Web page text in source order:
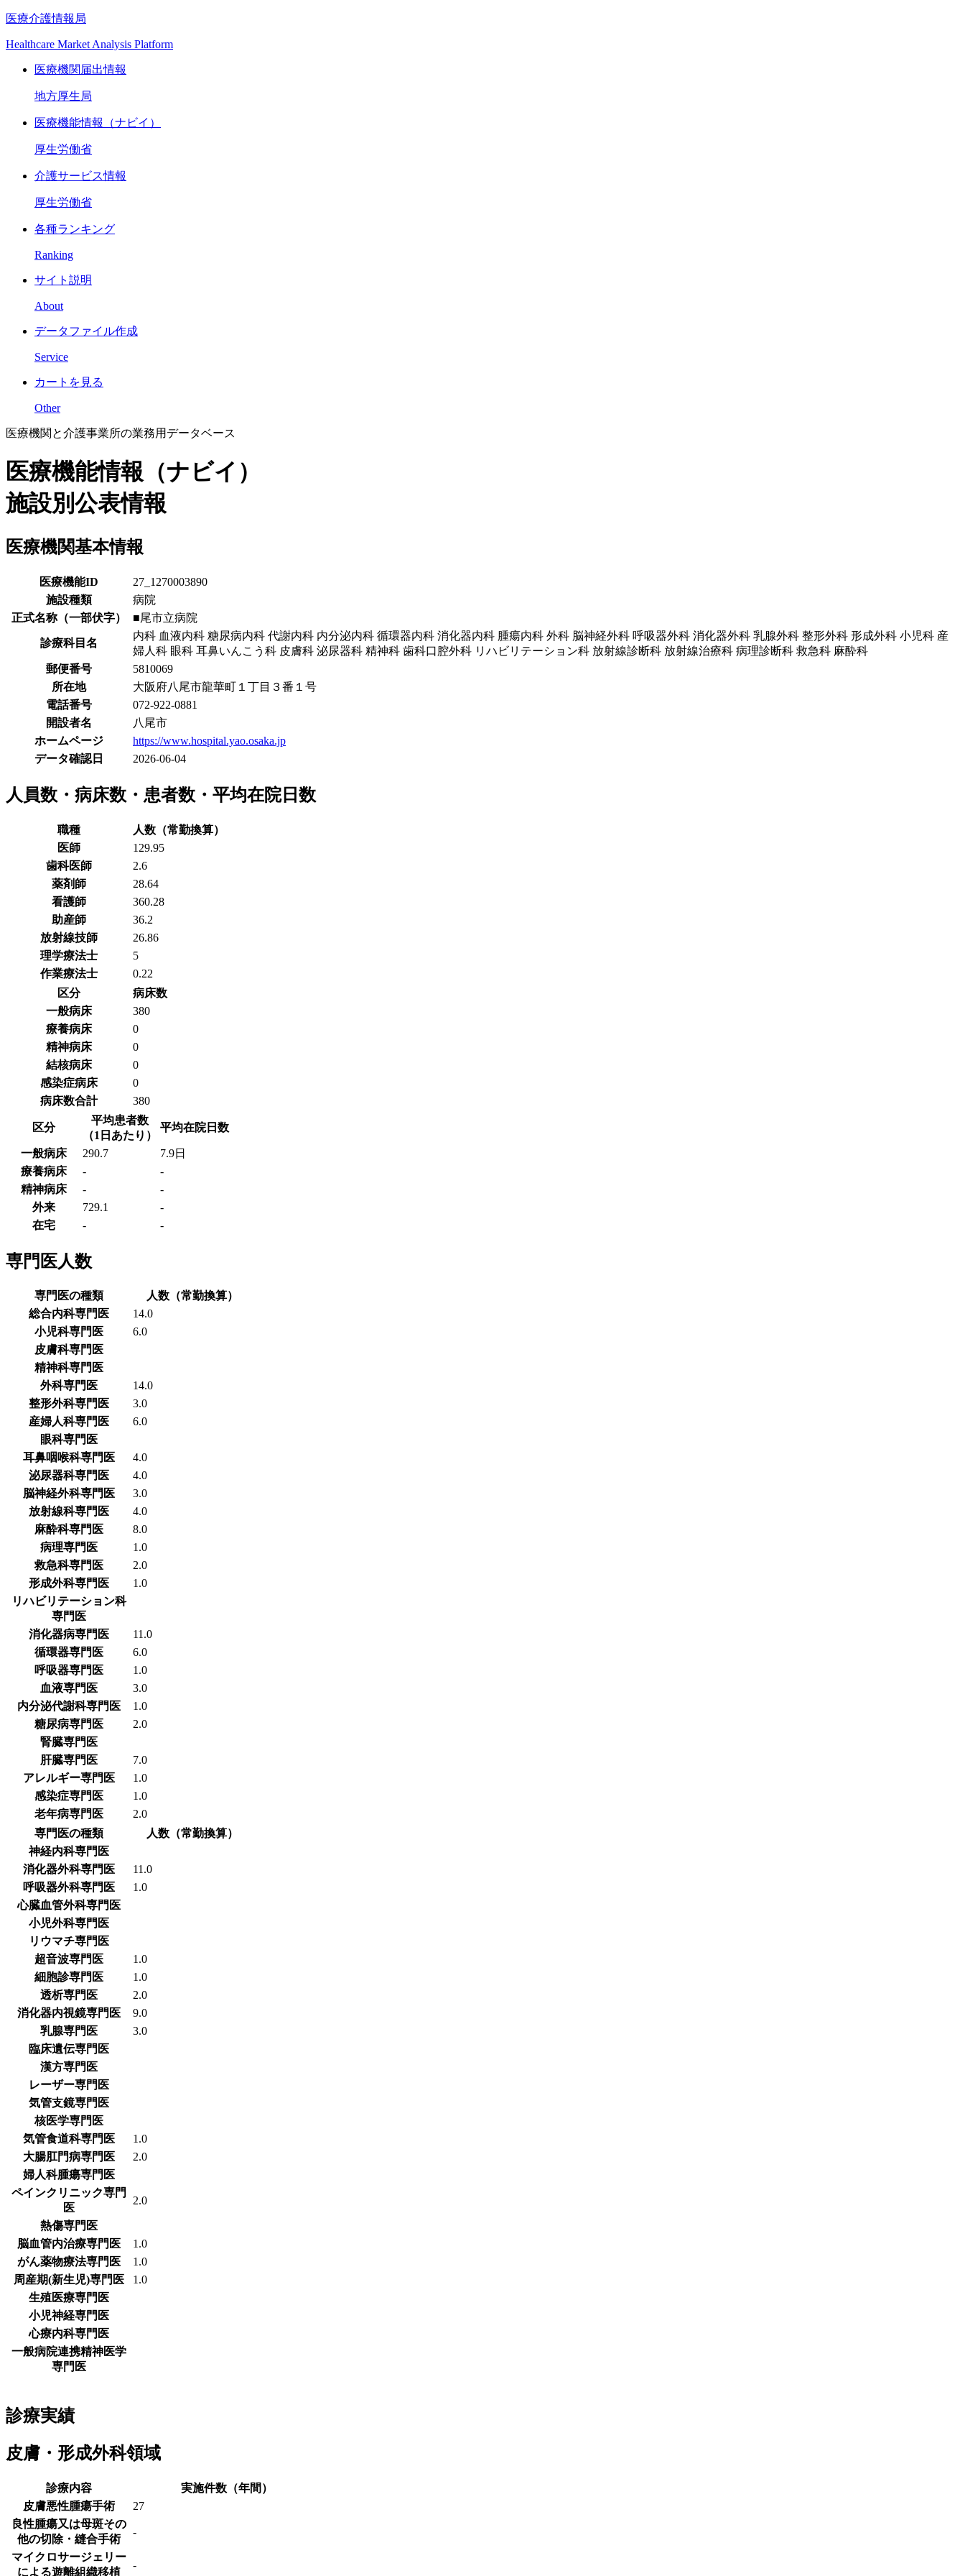
医療介護情報局
Healthcare Market Analysis Platform
医療機関届出情報
地方厚生局
医療機能情報（ナビイ）
厚生労働省
介護サービス情報
厚生労働省
各種ランキング
Ranking
サイト説明
About
データファイル作成
Service
カートを見る
Other
医療機関と介護事業所の業務用データベース
医療機能情報（ナビイ）
施設別公表情報
医療機関基本情報
医療機能ID
27_1270003890
施設種類
病院
正式名称（一部伏字）
■尾市立病院
診療科目名
内科 血液内科 糖尿病内科 代謝内科 内分泌内科 循環器内科 消化器内科 腫瘍内科 外科 脳神経外科 呼吸器外科 消化器外科 乳腺外科 整形外科 形成外科 小児科 産
婦人科 眼科 耳鼻いんこう科 皮膚科 泌尿器科 精神科 歯科口腔外科 リハビリテーション科 放射線診断科 放射線治療科 病理診断科 救急科 麻酔科
郵便番号
5810069
所在地
大阪府八尾市龍華町１丁目３番１号
電話番号
072-922-0881
開設者名
八尾市
ホームページ
https://www.hospital.yao.osaka.jp
データ確認日
2026-06-04
人員数・病床数・患者数・平均在院日数
職種
人数（常勤換算）
医師
129.95
歯科医師
2.6
薬剤師
28.64
看護師
360.28
助産師
36.2
放射線技師
26.86
理学療法士
5
作業療法士
0.22
区分
病床数
一般病床
380
療養病床
0
精神病床
0
結核病床
0
感染症病床
0
病床数合計
380
区分
平均患者数
（1日あたり）
平均在院日数
一般病床 290.7
7.9日
療養病床
-
-
精神病床
-
-
外来
729.1
-
在宅
- -
専門医人数
専門医の種類
人数（常勤換算）
総合内科専門医
14.0
小児科専門医
6.0
皮膚科専門医
精神科専門医
外科専門医
14.0
整形外科専門医
3.0
産婦人科専門医
6.0
眼科専門医
耳鼻咽喉科専門医
4.0
泌尿器科専門医
4.0
脳神経外科専門医
3.0
放射線科専門医
4.0
麻酔科専門医
8.0
病理専門医
1.0
救急科専門医
2.0
形成外科専門医
1.0
リハビリテーション科
専門医
消化器病専門医
11.0
循環器専門医
6.0
呼吸器専門医
1.0
血液専門医
3.0
内分泌代謝科専門医
1.0
糖尿病専門医
2.0
腎臓専門医
肝臓専門医
7.0
アレルギー専門医
1.0
感染症専門医
1.0
老年病専門医
2.0
専門医の種類
人数（常勤換算）
神経内科専門医
消化器外科専門医
11.0
呼吸器外科専門医
1.0
心臓血管外科専門医
小児外科専門医
リウマチ専門医
超音波専門医
1.0
細胞診専門医
1.0
透析専門医
2.0
消化器内視鏡専門医
9.0
乳腺専門医
3.0
臨床遺伝専門医
漢方専門医
レーザー専門医
気管支鏡専門医
核医学専門医
気管食道科専門医
1.0
大腸肛門病専門医
2.0
婦人科腫瘍専門医
ペインクリニック専門
医
2.0
熱傷専門医
脳血管内治療専門医
1.0
がん薬物療法専門医
1.0
周産期(新生児)専門医
1.0
生殖医療専門医
小児神経専門医
心療内科専門医
一般病院連携精神医学
専門医
診療実績
皮膚・形成外科領域
診療内容
実施件数（年間）
皮膚悪性腫瘍手術
27
良性腫瘍又は母斑その
他の切除・縫合手術
-
マイクロサージェリー
による遊離組織移植
-